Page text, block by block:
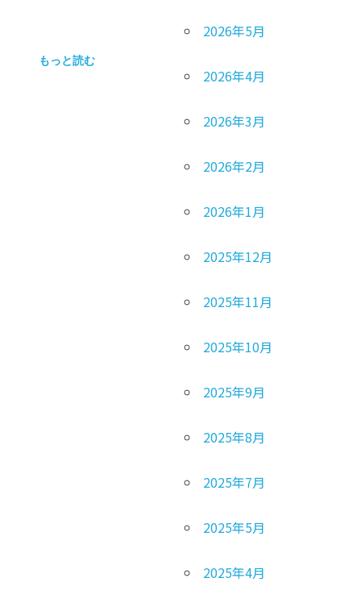
もっと読む
2026年5月
2026年4月
2026年3月
2026年2月
2026年1月
2025年12月
2025年11月
2025年10月
2025年9月
2025年8月
2025年7月
2025年5月
2025年4月